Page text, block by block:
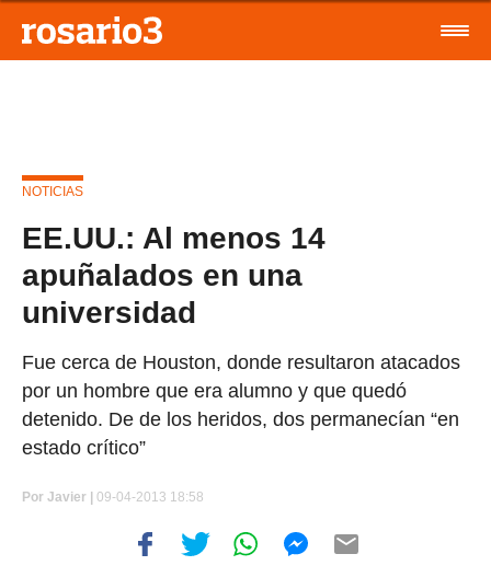
NOTICIAS
EE.UU.: Al menos 14
apuñalados en una
universidad
Fue cerca de Houston, donde resultaron atacados
por un hombre que era alumno y que quedó
detenido. De de los heridos, dos permanecían “en
estado crítico”
Por Javier | 09-04-2013 18:58